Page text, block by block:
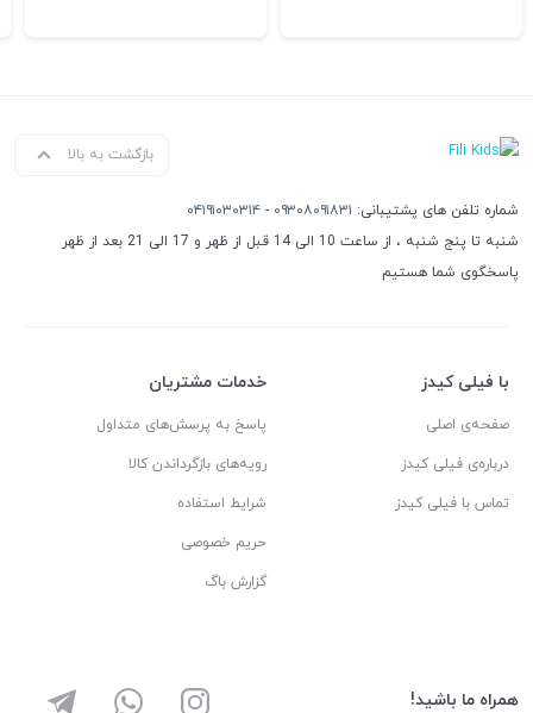
بازگشت به بالا
شماره تلفن های پشتیبانی: ۰۹۳۰۸۰۹۱۸۳۱ - ۰۴۱۹۱۰۳۰۳۱۴
شنبه تا پنج شنبه ، از ساعت 10 الی 14 قبل از ظهر و 17 الی 21 بعد از ظهر
پاسخگوی شما هستیم
با فیلی کیدز
صفحه‌ی اصلی
درباره‌ی فیلی کیدز
تماس با فیلی کیدز
خدمات مشتریان
پاسخ به پرسش‌های متداول
رویه‌های بازگرداندن کالا
شرایط استفاده
حریم خصوصی
گزارش باگ
همراه ما باشید!